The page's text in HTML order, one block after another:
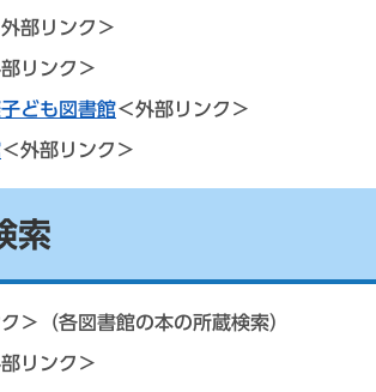
部リンク＞
リンク＞
ども図書館＜外部リンク＞
＜外部リンク＞
索
＞ （各図書館の本の所蔵検索）
リンク＞